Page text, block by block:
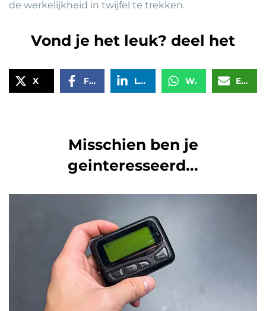
de werkelijkheid in twijfel te trekken.
Vond je het leuk? deel het
X Facebook LinkedIn WhatsApp Email
Misschien ben je
geinteresseerd...